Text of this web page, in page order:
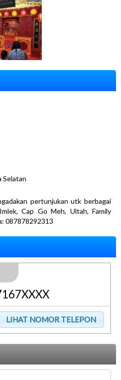
Selatan
pertunjukan utk berbagai
Cap Go Meh, Ultah, Family
087878292313